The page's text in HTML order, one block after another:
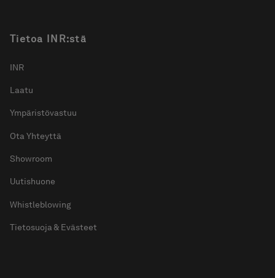
Tietoa INR:stä
INR
Laatu
Ympäristövastuu
Ota Yhteyttä
Showroom
Uutishuone
Whistleblowing
Tietosuoja & Evästeet